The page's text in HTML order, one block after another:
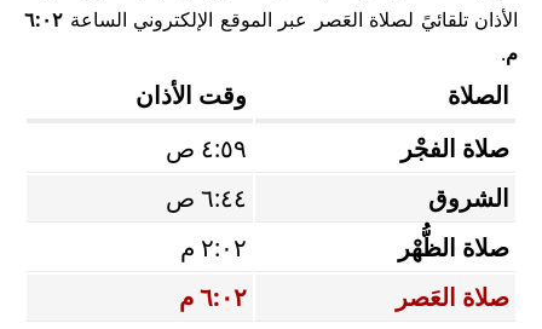
الأذان تلقائيً لصلاة العَصر عبر الموقع الإلكتروني الساعة ٦:٠٢
م.
الصلاة
وقت الأذان
صلاة الفجْر
٤:٥٩ ص
الشروق
٦:٤٤ ص
صلاة الظُّهْر
٢:٠٢ م
صلاة العَصر
٦:٠٢ م